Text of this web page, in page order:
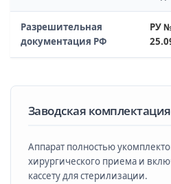
Разрешительная
документация РФ
РУ
Заводская
Аппарат полностью
хирургического приема и
кассету для стерилизации.